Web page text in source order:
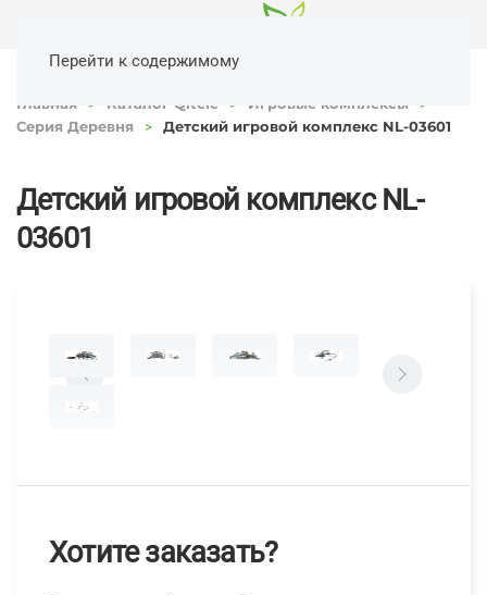
Перейти к содержимому
Главная Каталог Qitele
Игровые комплексы
Серия Деревня
Детский игровой комплекс NL-03601
Детский игровой комплекс NL-
03601
Хотите заказать?